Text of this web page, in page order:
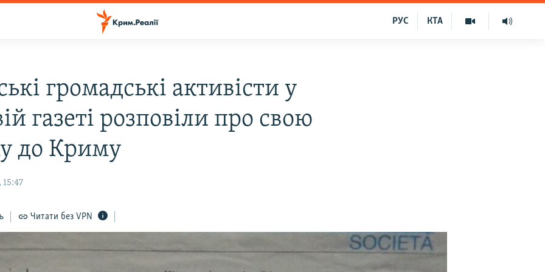
КТА
РУС
громадські активісти у
газеті розповіли про свою
до Криму
15:47
Читати без VPN